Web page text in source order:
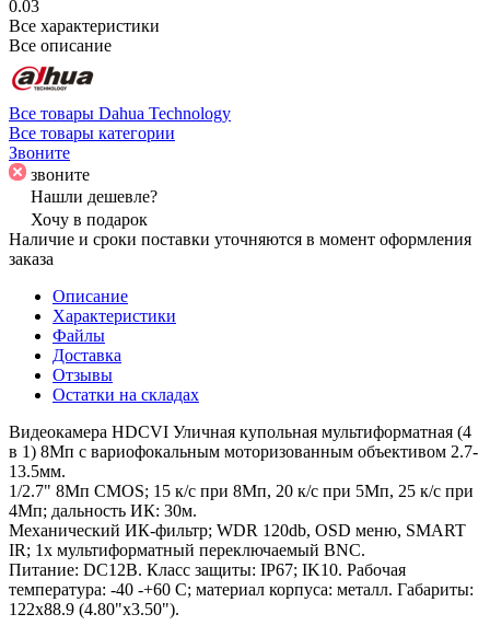
0.03
Все характеристики
Все описание
Все товары Dahua Technology
Все товары категории
Звоните
звоните
Нашли дешевле?
Хочу в подарок
Наличие и сроки поставки уточняются в момент оформления
заказа
Описание
Характеристики
Файлы
Доставка
Отзывы
Остатки на складах
Видеокамера HDCVI Уличная купольная мультиформатная (4
в 1) 8Мп с вариофокальным моторизованным объективом 2.7-
13.5мм.
1/2.7" 8Mп CMOS; 15 к/с при 8Мп, 20 к/с при 5Мп, 25 к/с при
4Мп; дальность ИК: 30м.
Механический ИК-фильтр; WDR 120db, OSD меню, SMART
IR; 1x мультиформатный переключаемый BNC.
Питание: DC12В. Класс защиты: IP67; IK10. Рабочая
температура: -40 -+60 С; материал корпуса: металл. Габариты:
122x88.9 (4.80"x3.50").